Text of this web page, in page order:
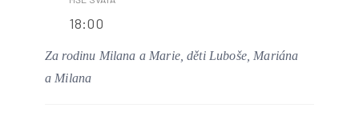
18:00
Za rodinu Milana a Marie, děti Luboše, Mariána
a Milana